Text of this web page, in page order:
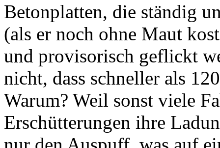
Betonplatten, die ständig
(als er noch ohne Maut
und provisorisch geflickt
nicht, dass schneller als
Warum? Weil sonst viele
Erschütterungen ihre